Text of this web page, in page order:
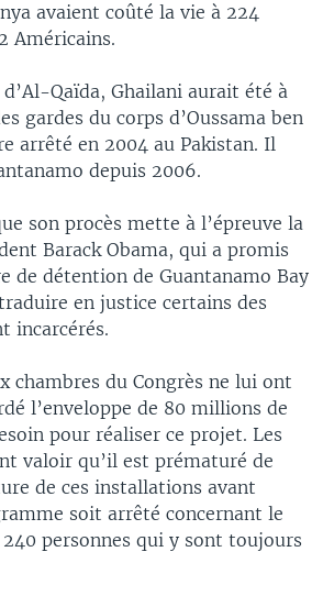
avaient coûté la vie à 224
Américains.
Qaïda, Ghailani aurait été à
gardes du corps d’Oussama ben
arrêté en 2004 au Pakistan. Il
depuis 2006.
son procès mette à l’épreuve la
Barack Obama, qui a promis
de détention de Guantanamo Bay
en justice certains des
incarcérés.
chambres du Congrès ne lui ont
l’enveloppe de 80 millions de
pour réaliser ce projet. Les
valoir qu’il est prématuré de
de ces installations avant
soit arrêté concernant le
personnes qui y sont toujours